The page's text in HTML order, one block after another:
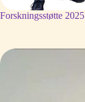
Forskningsstøtte 2025